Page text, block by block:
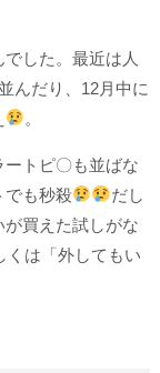
した。最近は人
んだり、12月中に
。
トピ〇も並ばな
でも秒殺
だし
が買えた試しがな
くは「外してもい